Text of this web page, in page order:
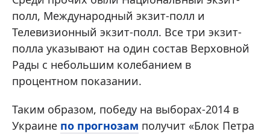
полл, Международный экзит-полл и
Телевизионный экзит-полл. Все три экзит-
полла указывают на один состав Верховной
Рады с небольшим колебанием в
процентном показании.
Таким образом, победу на выборах-2014 в
Украине по прогнозам получит «Блок Петра